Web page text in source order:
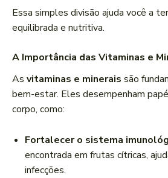
Essa simples divisão ajuda você a
equilibrada e nutritiva.
A Importância das Vitaminas e
As vitaminas e minerais são
bem-estar. Eles desempenham
corpo, como:
Fortalecer o sistema
encontrada em frutas cítricas,
infecções.